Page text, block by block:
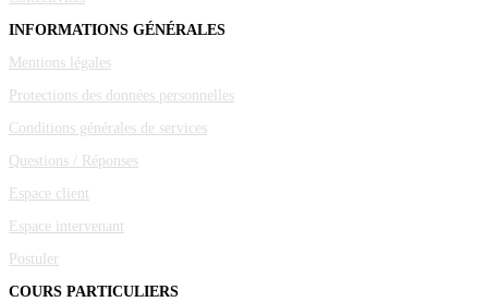
INFORMATIONS GÉNÉRALES
Mentions légales
Protections des données personnelles
Conditions générales de services
Questions / Réponses
Espace client
Espace intervenant
Postuler
COURS PARTICULIERS